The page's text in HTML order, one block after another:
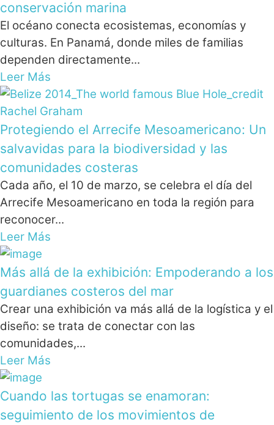
conservación marina
El océano conecta ecosistemas, economías y
culturas. En Panamá, donde miles de familias
dependen directamente...
Leer Más
Protegiendo el Arrecife Mesoamericano: Un
salvavidas para la biodiversidad y las
comunidades costeras
Cada año, el 10 de marzo, se celebra el día del
Arrecife Mesoamericano en toda la región para
reconocer...
Leer Más
Más allá de la exhibición: Empoderando a los
guardianes costeros del mar
Crear una exhibición va más allá de la logística y el
diseño: se trata de conectar con las
comunidades,...
Leer Más
Cuando las tortugas se enamoran:
seguimiento de los movimientos de